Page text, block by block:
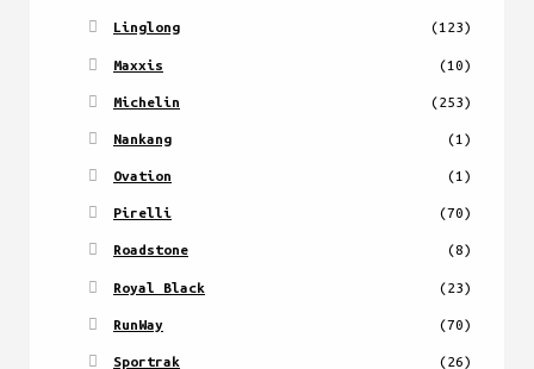
Linglong (123)
Maxxis (10)
Michelin (253)
Nankang (1)
Ovation (1)
Pirelli (70)
Roadstone (8)
Royal Black (23)
RunWay (70)
Sportrak (26)